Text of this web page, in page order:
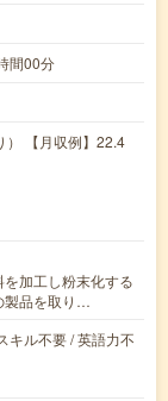
間00分
） 【月収例】22.4
加工し粉末化する
製品を取り…
キル不要 / 英語力不